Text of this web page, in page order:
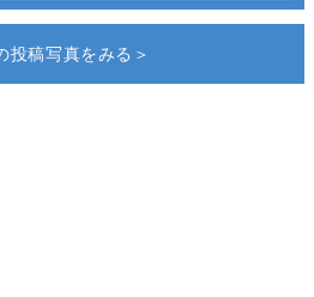
投稿写真をみる＞